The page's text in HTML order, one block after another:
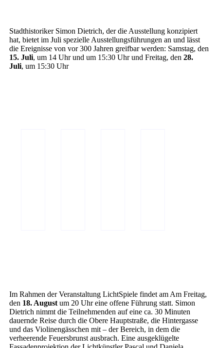
Stadthistoriker Simon Dietrich, der die Ausstellung konzipiert
hat, bietet im Juli spezielle Ausstellungsführungen an und lässt
die Ereignisse von vor 300 Jahren greifbar werden: Samstag, den
15. Juli, um 14 Uhr und um 15:30 Uhr und Freitag, den 28.
Juli, um 15:30 Uhr
Im Rahmen der Veranstaltung LichtSpiele findet am Am Freitag,
den 18. Augustum 20 Uhr eine offene Führung statt. Simon
Dietrich nimmt die Teilnehmenden auf eine ca. 30 Minuten
dauernde Reise durch die Obere Hauptstraße, die Hintergasse
und das Violinengässchen mit – der Bereich, in dem die
verheerende Feuersbrunst ausbrach. Eine ausgeklügelte